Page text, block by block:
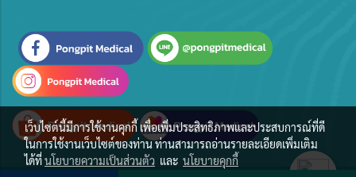
เว็บไซต์นี้มีการใช้งานคุกกี้ เพื่อเพิ่มประสิทธิภาพและประสบการณ์ที่ดี
ในการใช้งานเว็บไซต์ของท่าน ท่านสามารถอ่านรายละเอียดเพิ่มเติม
ได้ที่นโยบายความเป็นส่วนตัว และ นโยบายคุกกี้